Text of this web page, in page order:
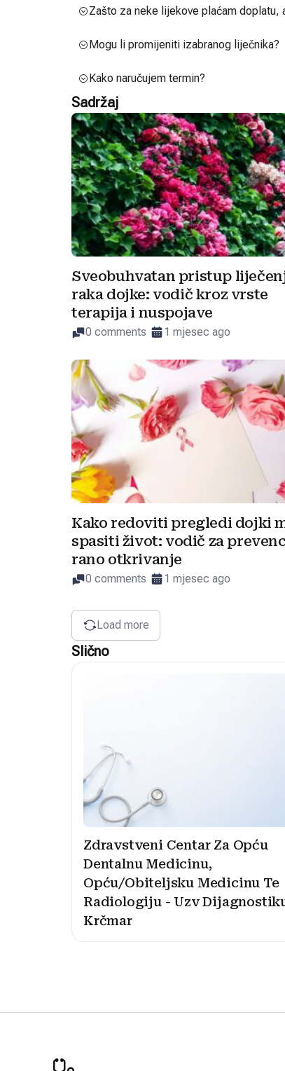
Zašto za neke lijekove plaćam doplatu,
Mogu li promijeniti izabranog liječnika?
Kako naručujem termin?
Sadržaj
Sveobuhvatan pristup
raka dojke: vodič kroz vrste
terapija i nuspojave
0 comments 1 mjesec ago
Kako redoviti pregledi dojki
spasiti život: vodič za
rano otkrivanje
0 comments 1 mjesec ago
Load more
Slično
Zdravstveni Centar Za Opću
Dentalnu Medicinu,
Opću/Obiteljsku Medicinu Te
Radiologiju - Uzv
Krčmar